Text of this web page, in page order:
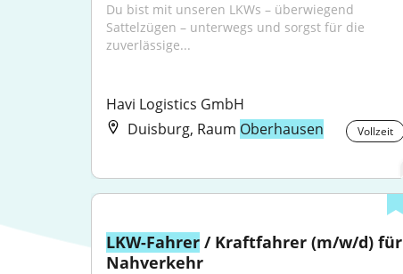
Du bist mit unseren LKWs – überwiegend
Sattelzügen – unterwegs und sorgst für die
zuverlässige...
Havi Logistics GmbH
Duisburg, Raum Oberhausen Vollzeit
LKW-Fahrer / Kraftfahrer (m/w/d) für
Nahverkehr